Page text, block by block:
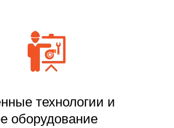
технологии и
оборудование